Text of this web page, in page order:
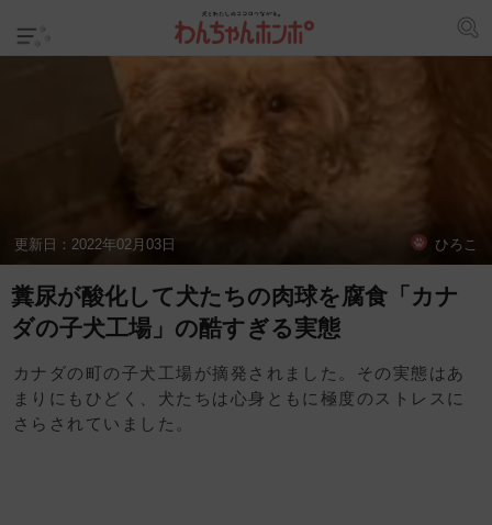
更新日： 2022年02月03日 ひろこ
糞尿が酸化して犬たちの肉球を腐食「カナ
ダの子犬工場」の酷すぎる実態
カナダの町の子犬工場が摘発されました。その実態はあ
まりにもひどく、犬たちは心身ともに極度のストレスに
さらされていました。